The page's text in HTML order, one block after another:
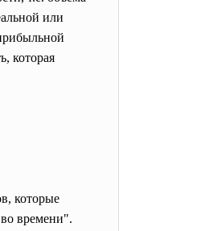
или
которая
которые
времени".